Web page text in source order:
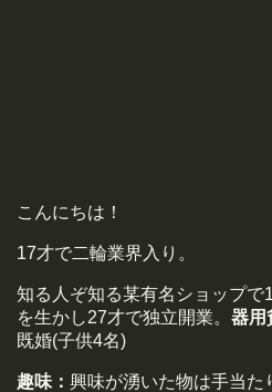
こんにちは！
17才で二輪業界入り。
知る人ぞ知る某有名ショップで
を生かし27才で独立開業。 器用
既婚(子供4名)
趣味： 興味が湧いた物は手当た